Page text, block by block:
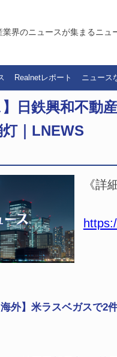
業界のニュースが集まるニュ
Realnetレポート ニュース
】日鉄興和不動
｜LNEWS
《詳
海外】米ラスベガスで